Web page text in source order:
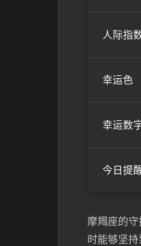
人际指
幸运色
幸运数
今日提
摩羯座的
时能够坚